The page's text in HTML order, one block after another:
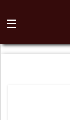
☰
⌕